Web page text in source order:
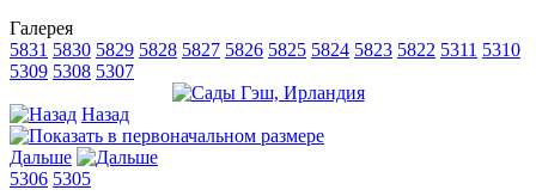
Галерея
5831 5830 5829 5828 5827 5826 5825 5824 5823 5822 5311 5310
5309 5308 5307
Назад
Дальше
5306 5305